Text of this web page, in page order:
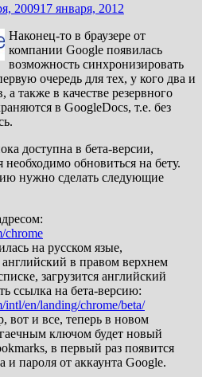
200917 января, 2012
Наконец-то в браузере от
компании Google появилась
возможность синхронизировать
очередь для тех, у кого два и
также в качестве резервного
в GoogleDocs, т.е. без
доступна в бета-версии,
обновиться на бету.
нужно сделать следующие
chrome
на русском язые,
в правом верхнем
загрузится английский
ссылка на бета-версию:
en/landing/chrome/beta/
вот и все, теперь в новом
ключом будет новый
в первый раз появится
и пароля от аккаунта Google.